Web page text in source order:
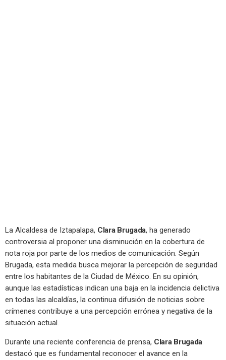
La Alcaldesa de Iztapalapa, Clara Brugada, ha generado
controversia al proponer una disminución en la cobertura de
nota roja por parte de los medios de comunicación. Según
Brugada, esta medida busca mejorar la percepción de seguridad
entre los habitantes de la Ciudad de México. En su opinión,
aunque las estadísticas indican una baja en la incidencia delictiva
en todas las alcaldías, la continua difusión de noticias sobre
crímenes contribuye a una percepción errónea y negativa de la
situación actual.
Durante una reciente conferencia de prensa, Clara Brugada
destacó que es fundamental reconocer el avance en la